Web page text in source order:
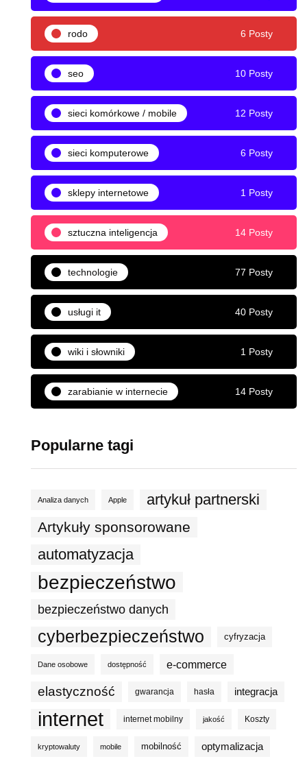
rodo 6 Posty
seo 10 Posty
sieci komórkowe / mobile 12 Posty
sieci komputerowe 6 Posty
sklepy internetowe 1 Posty
sztuczna inteligencja 14 Posty
technologie 77 Posty
usługi it 40 Posty
wiki i słowniki 1 Posty
zarabianie w internecie 14 Posty
Popularne tagi
Analiza danych Apple artykuł partnerski
Artykuły sponsorowane
automatyzacja
bezpieczeństwo
bezpieczeństwo danych
cyberbezpieczeństwo cyfryzacja
Dane osobowe dostępność e-commerce
elastyczność gwarancja hasła integracja
internet internet mobilny jakość Koszty
kryptowaluty mobile mobilność optymalizacja